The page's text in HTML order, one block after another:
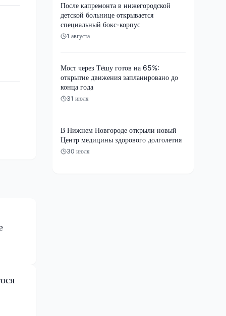
После капремонта в нижегородской
детской больнице открывается
специальный бокс-корпус
1 августа
Мост через Тёшу готов на 65%:
открытие движения запланировано до
конца года
31 июля
В Нижнем Новгороде открыли новый
Центр медицины здорового долголетия
30 июля